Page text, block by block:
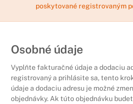
poskytované registrovaným
Osobné údaje
Vyplňte fakturačné údaje a dodaciu
registrovaný a prihlásite sa, tento
údaje a dodaciu adresu je možné
objednávky. Ak túto objednávku